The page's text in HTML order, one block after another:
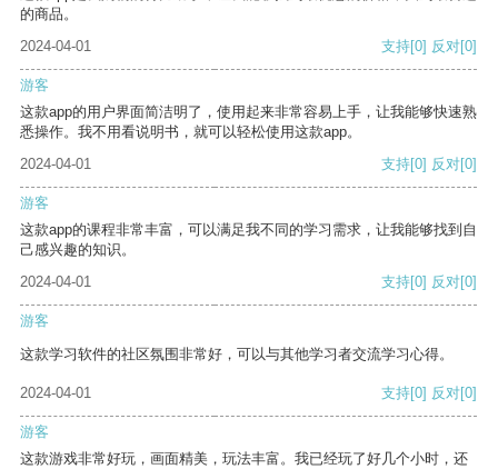
的商品。
2024-04-01
支持[0] 反对[0]
游客
这款app的用户界面简洁明了，使用起来非常容易上手，让我能够快速熟
悉操作。我不用看说明书，就可以轻松使用这款app。
2024-04-01
支持[0] 反对[0]
游客
这款app的课程非常丰富，可以满足我不同的学习需求，让我能够找到自
己感兴趣的知识。
2024-04-01
支持[0] 反对[0]
游客
这款学习软件的社区氛围非常好，可以与其他学习者交流学习心得。
2024-04-01 支持[0] 反对[0]
游客
这款游戏非常好玩，画面精美，玩法丰富。我已经玩了好几个小时，还